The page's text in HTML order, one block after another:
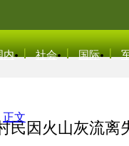
内 社会 国际
正文
民因火山灰流离